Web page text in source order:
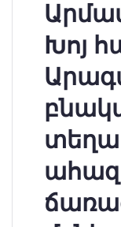
Խոյ